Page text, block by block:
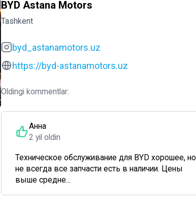
BYD Astana Motors
Tashkent
byd_astanamotors.uz
https://byd-astanamotors.uz
Oldingi kommentlar:
Анна
2 yil oldin
Техническое обслуживание для BYD хорошее, но
не всегда все запчасти есть в наличии. Цены
выше средне...